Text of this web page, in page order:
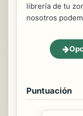
librería de tu
nosotros
Puntuación